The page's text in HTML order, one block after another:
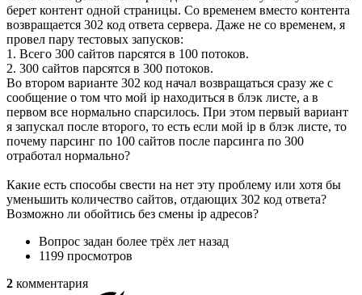
берет контент одной страницы. Со временем вместо контента
возвращается 302 код ответа сервера. Даже не со временем, я
провел пару тестовых запусков:
1. Всего 300 сайтов парсятся в 100 потоков.
2. 300 сайтов парсятся в 300 потоков.
Во втором варианте 302 код начал возвращаться сразу же с
сообщение о том что мой ip находиться в блэк листе, а в
первом все нормально спарсилось. При этом первый вариант
я запускал после второго, то есть если мой ip в блэк листе, то
почему парсинг по 100 сайтов после парсинга по 300
отработал нормально?
Какие есть способы свести на нет эту проблему или хотя бы
уменьшить количество сайтов, отдающих 302 код ответа?
Возможно ли обойтись без смены ip адресов?
Вопрос задан более трёх лет назад
1199 просмотров
2 комментария